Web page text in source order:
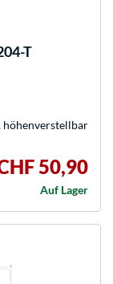
T
höhenverstellbar
50,90
Auf Lager